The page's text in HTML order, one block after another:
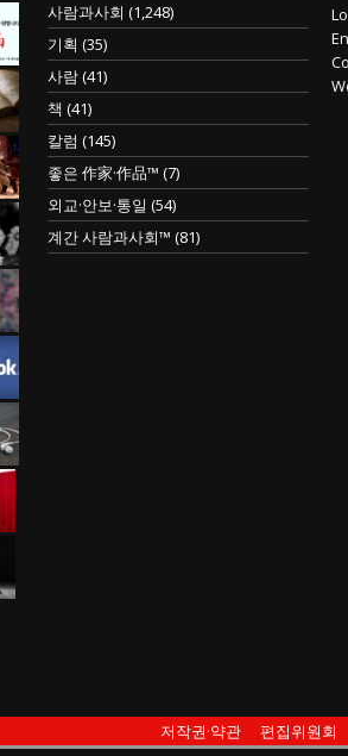
사람과사회 (1,248)
기획 (35)
사람(41)
책 (41)
칼럼 (145)
좋은 作家·作品™ (7)
외교·안보·통일 (54)
계간 사람과사회™ (81)
저작권·약관 편집위원회